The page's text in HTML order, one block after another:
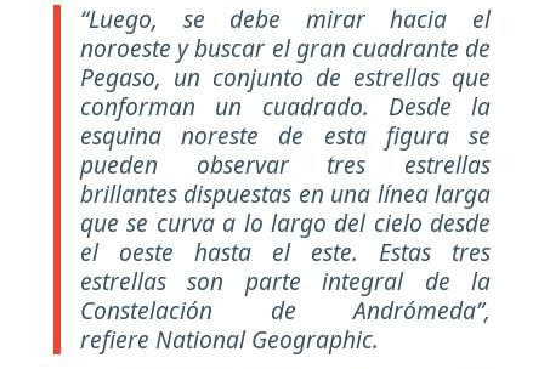
“Luego, se debe mirar hacia el
noroeste y buscar el gran cuadrante de
Pegaso, un conjunto de estrellas que
conforman un cuadrado. Desde la
esquina noreste de esta figura se
pueden observar tres estrellas
brillantes dispuestas en una línea larga
que se curva a lo largo del cielo desde
el oeste hasta el este. Estas tres
estrellas son parte integral de la
Constelación de Andrómeda”,
refiere National Geographic.